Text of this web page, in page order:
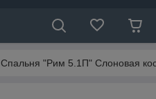
Спальня "Рим 5.1П" Слоновая